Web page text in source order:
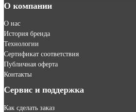
О компании
О нас
История бренда
Технологии
Сертификат соответствия
Публичная оферта
Контакты
Сервис и поддержка
Как сделать заказ